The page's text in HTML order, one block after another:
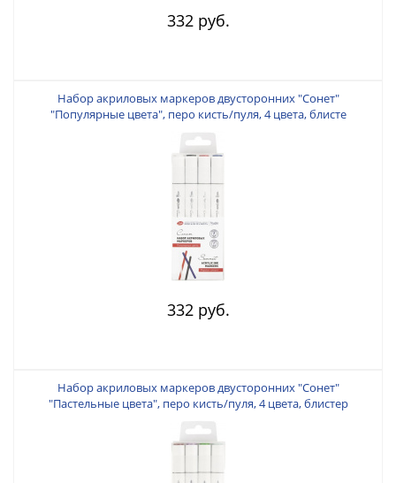
332 руб.
Набор акриловых маркеров двусторонних "Сонет"
"Популярные цвета", перо кисть/пуля, 4 цвета, блисте
332 руб.
Набор акриловых маркеров двусторонних "Сонет"
"Пастельные цвета", перо кисть/пуля, 4 цвета, блистер